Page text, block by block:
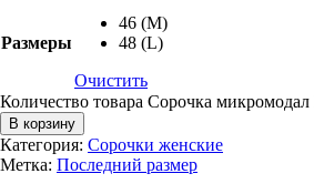
Размеры
46 (M)
48 (L)
Очистить
Количество товара Сорочка микромодал
В корзину
Категория: Сорочки женские
Метка: Последний размер